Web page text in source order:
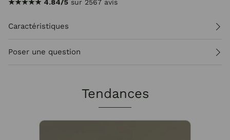
★★★★★ 4.84/5 sur 2567 avis
Caractéristiques
Poser une question
Tendances